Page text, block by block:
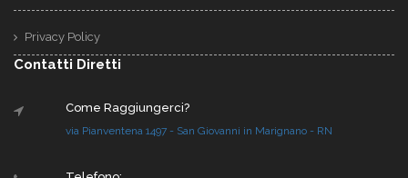
Privacy Policy
Contatti Diretti
Come Raggiungerci?
via Pianventena 1497 - San Giovanni in Marignano - RN